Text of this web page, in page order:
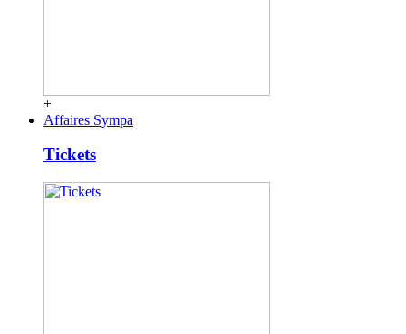
+
Affaires Sympa
Tickets